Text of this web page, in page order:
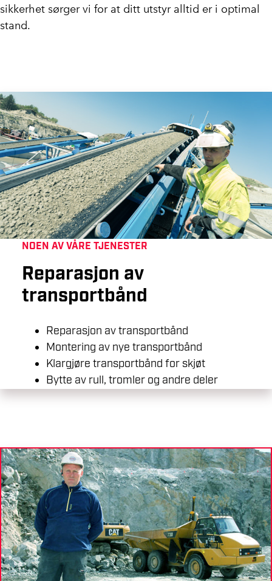
sikkerhet sørger vi for at ditt utstyr alltid er i optimal
stand.
NOEN AV VÅRE TJENESTER
Reparasjon av
transportbånd
Reparasjon av transportbånd
Montering av nye transportbånd
Klargjøre transportbånd for skjøt
Bytte av rull, tromler og andre deler